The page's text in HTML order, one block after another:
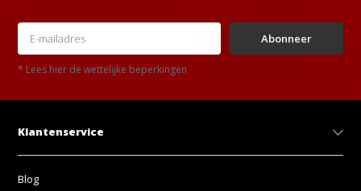
Abonneer
* Lees hier de wettelijke beperkingen
Klantenservice
Blog